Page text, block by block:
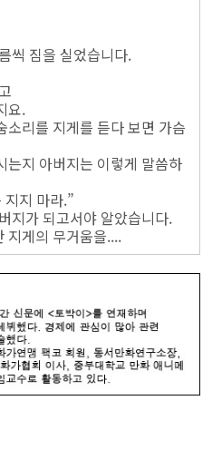
씩 짐을 실었습니다.
요.
소리를 지게를 듣다 보면 가슴
는지 아버지는 이렇게 말씀하
지 마라.”
지가 되고서야 알았습니다.
지게의 무거움을....